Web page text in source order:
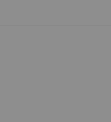
Mocne słowa Żołnierza